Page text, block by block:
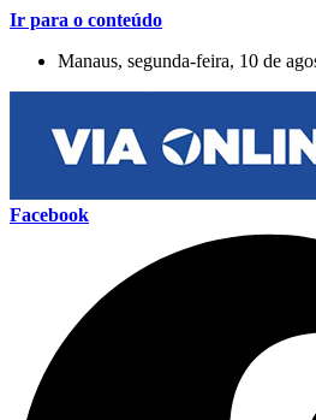
Ir para o conteúdo
Manaus, segunda-feira, 10 de
Facebook